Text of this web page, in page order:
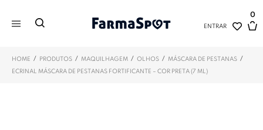
ENTRAR
0
HOME / PRODUTOS / MAQUILHAGEM / OLHOS / MÁSCARA DE PESTANAS /
ECRINAL MÁSCARA DE PESTANAS FORTIFICANTE – COR PRETA (7 ML)